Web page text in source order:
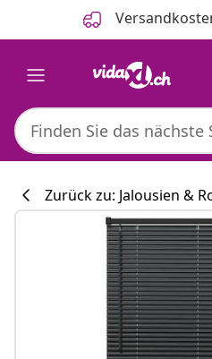
Zurück zu: Jalousien &